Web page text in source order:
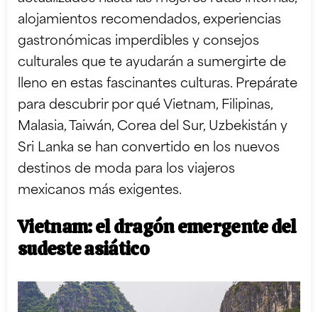
alojamientos recomendados, experiencias
gastronómicas imperdibles y consejos
culturales que te ayudarán a sumergirte de
lleno en estas fascinantes culturas. Prepárate
para descubrir por qué Vietnam, Filipinas,
Malasia, Taiwán, Corea del Sur, Uzbekistán y
Sri Lanka se han convertido en los nuevos
destinos de moda para los viajeros
mexicanos más exigentes.
Vietnam: el dragón emergente del
sudeste asiático